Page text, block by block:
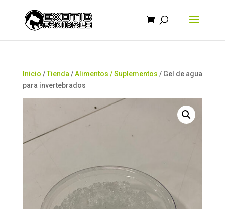
Inicio /Tienda /Alimentos / Suplementos / Gel de agua
para invertebrados